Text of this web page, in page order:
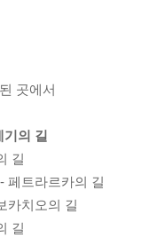
곳에서
의 길
길
페트라르카의 길
카치오의 길
길